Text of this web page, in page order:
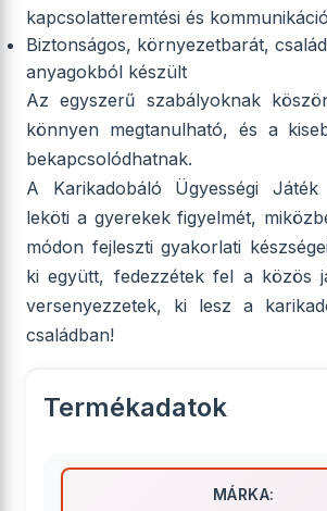
kapcsolatteremtési és
Biztonságos, környezetbarát,
anyagokból készült
Az egyszerű szabályoknak
könnyen megtanulható, és a
bekapcsolódhatnak.
A Karikadobáló Ügyességi
leköti a gyerekek figyelmét,
módon fejleszti gyakorlati
ki együtt, fedezzétek fel a közös
versenyezzetek, ki lesz a
családban!
Termékadatok
MÁRKA: